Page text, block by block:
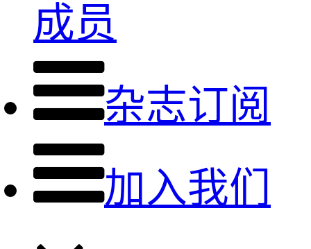
成员
杂志订阅
加入我们